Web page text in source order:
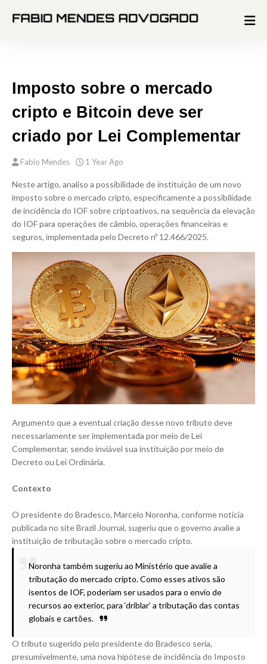
Imposto sobre o mercado
cripto e Bitcoin deve ser
criado por Lei Complementar
Fabio Mendes 1 Year Ago
Neste artigo, analiso a possibilidade de instituição de um novo
imposto sobre o mercado cripto, especificamente a possibilidade
de incidência do IOF sobre criptoativos, na sequência da elevação
do IOF para operações de câmbio, operações financeiras e
seguros, implementada pelo Decreto nº 12.466/2025.
Argumento que a eventual criação desse novo tributo deve
necessariamente ser implementada por meio de Lei
Complementar, sendo inviável sua instituição por meio de
Decreto ou Lei Ordinária.
Contexto
O presidente do Bradesco, Marcelo Noronha, conformenotícia
publicada no site Brazil Journal, sugeriu que o governo avalie a
instituição de tributação sobre o mercado cripto.
Noronha também sugeriu ao Ministério que avalie a
tributação do mercado cripto. Como esses ativos são
isentos de IOF, poderiam ser usados para o envio de
recursos ao exterior, para ‘driblar’ a tributação das contas
globais e cartões.
O tributo sugerido pelo presidente do Bradesco seria,
presumivelmente, uma nova hipótese de incidência do Imposto